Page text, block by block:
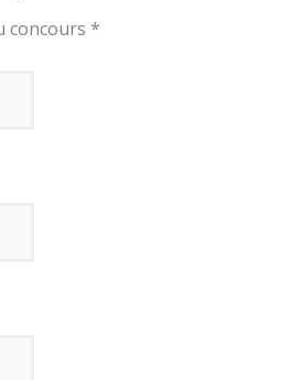
concours *